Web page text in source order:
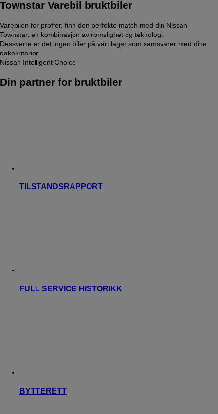
Townstar Varebil bruktbiler
Varebilen for proffer, finn den perfekte match med din Nissan
Townstar, en kombinasjon av romslighet og teknologi.
Dessverre er det ingen biler på vårt lager som samsvarer med dine
søkekriterier.
Nissan Intelligent Choice
Din partner for bruktbiler
TILSTANDSRAPPORT
FULL SERVICE HISTORIKK
BYTTERETT